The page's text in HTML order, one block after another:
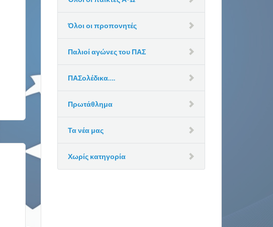
Όλοι οι προπονητές
Παλιοί αγώνες του ΠΑΣ
ΠΑΣολέδικα….
Πρωτάθλημα
Τα νέα μας
Χωρίς κατηγορία